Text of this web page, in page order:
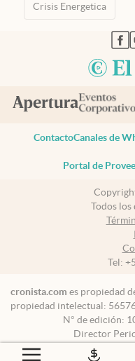
Crisis Energetica
ContactoCanales de
Portal de
Todos los
Tel:
cronista.com es propiedad
propiedad intelectual:
N° de edición:
Director